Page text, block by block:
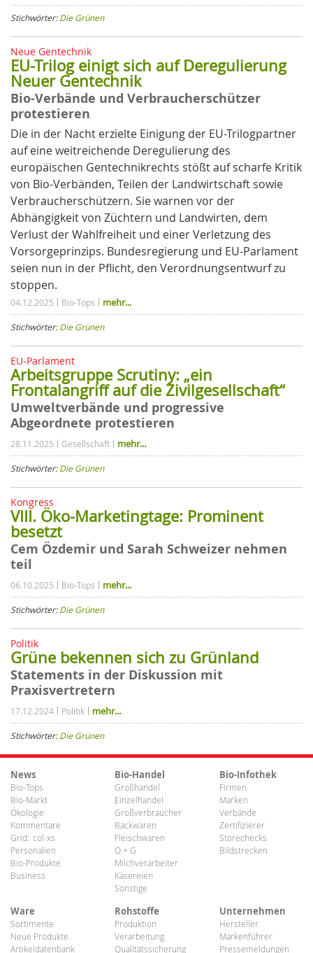
Stichwörter:Die Grünen
Neue Gentechnik
EU-Trilog einigt sich auf Deregulierung
Neuer Gentechnik
Bio-Verbände und Verbraucherschützer
protestieren
Die in der Nacht erzielte Einigung der EU-Trilogpartner
auf eine weitreichende Deregulierung des
europäischen Gentechnikrechts stößt auf scharfe Kritik
von Bio-Verbänden, Teilen der Landwirtschaft sowie
Verbraucherschützern. Sie warnen vor der
Abhängigkeit von Züchtern und Landwirten, dem
Verlust der Wahlfreiheit und einer Verletzung des
Vorsorgeprinzips. Bundesregierung und EU-Parlament
seien nun in der Pflicht, den Verordnungsentwurf zu
stoppen.
04.12.2025 Bio-Tops mehr...
Stichwörter:Die Grünen
EU-Parlament
Arbeitsgruppe Scrutiny: „ein
Frontalangriff auf die Zivilgesellschaft“
Umweltverbände und progressive
Abgeordnete protestieren
28.11.2025 Gesellschaft mehr...
Stichwörter:Die Grünen
Kongress
VIII. Öko-Marketingtage: Prominent
besetzt
Cem Özdemir und Sarah Schweizer nehmen
teil
06.10.2025 Bio-Tops mehr...
Stichwörter:Die Grünen
Politik
Grüne bekennen sich zu Grünland
Statements in der Diskussion mit
Praxisvertretern
17.12.2024 Politik mehr...
Stichwörter:Die Grünen
News
Bio-Tops
Bio-Markt
Ökologie
Kommentare
Grid: col-xs
Personalien
Bio-Produkte
Business
Bio-Handel
Großhandel
Einzelhandel
Großverbraucher
Backwaren
Fleischwaren
O + G
Milchverarbeiter
Käsereien
Sonstige
Bio-Infothek
Firmen
Marken
Verbände
Zertifizierer
Storechecks
Bildstrecken
Ware
Sortimente
Neue Produkte
Artikeldatenbank
Rohstoffe
Produktion
Verarbeitung
Qualitätssicherung
Unternehmen
Hersteller
Markenführer
Pressemeldungen